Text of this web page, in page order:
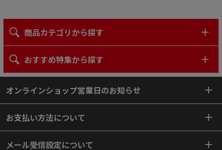
商品カテゴリから探す
おすすめ特集から探す
オンラインショップ営業日のお知らせ
お支払い方法について
メール受信設定について